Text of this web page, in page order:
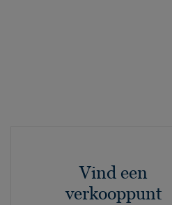
Vind een
verkooppunt